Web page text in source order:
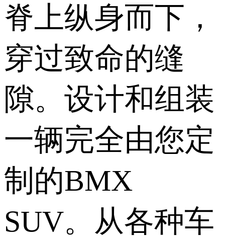
脊上纵身而下，
穿过致命的缝
隙。设计和组装
一辆完全由您定
制的BMX
SUV。从各种车